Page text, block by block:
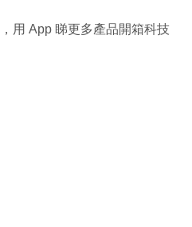
，用 App 睇更多產品開箱科技